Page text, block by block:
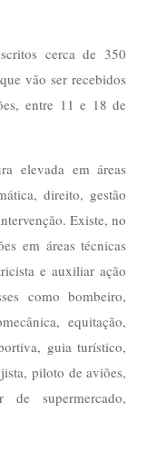
cerca de 350
vão ser recebidos
entre 11 e 18 de
elevada em áreas
direito, gestão
Existe, no
em áreas técnicas
e auxiliar ação
como bombeiro,
equitação,
guia turístico,
piloto de aviões,
de supermercado,